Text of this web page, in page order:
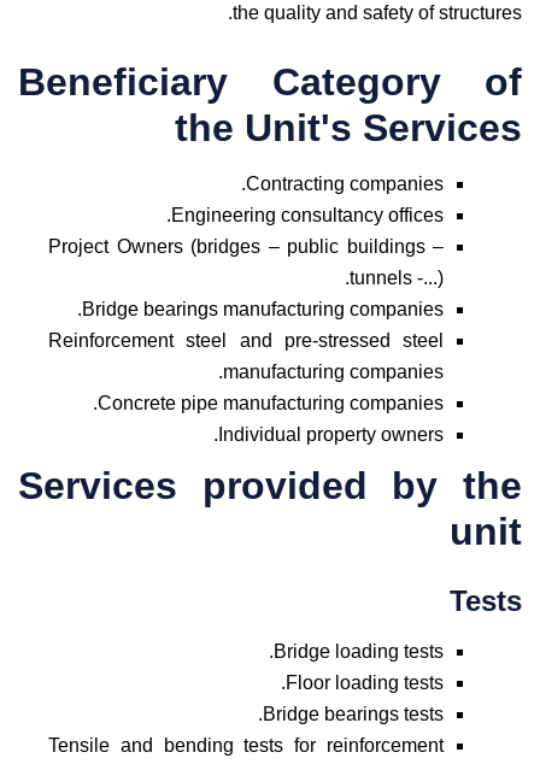
the quality and safety of structures.
Beneficiary Category of
the Unit's Services
Contracting companies.
Engineering consultancy offices.
Project Owners (bridges – public buildings –
tunnels -...).
Bridge bearings manufacturing companies.
Reinforcement steel and pre-stressed steel
manufacturing companies.
Concrete pipe manufacturing companies.
Individual property owners.
Services provided by the
unit
Tests
Bridge loading tests.
Floor loading tests.
Bridge bearings tests.
Tensile and bending tests for reinforcement